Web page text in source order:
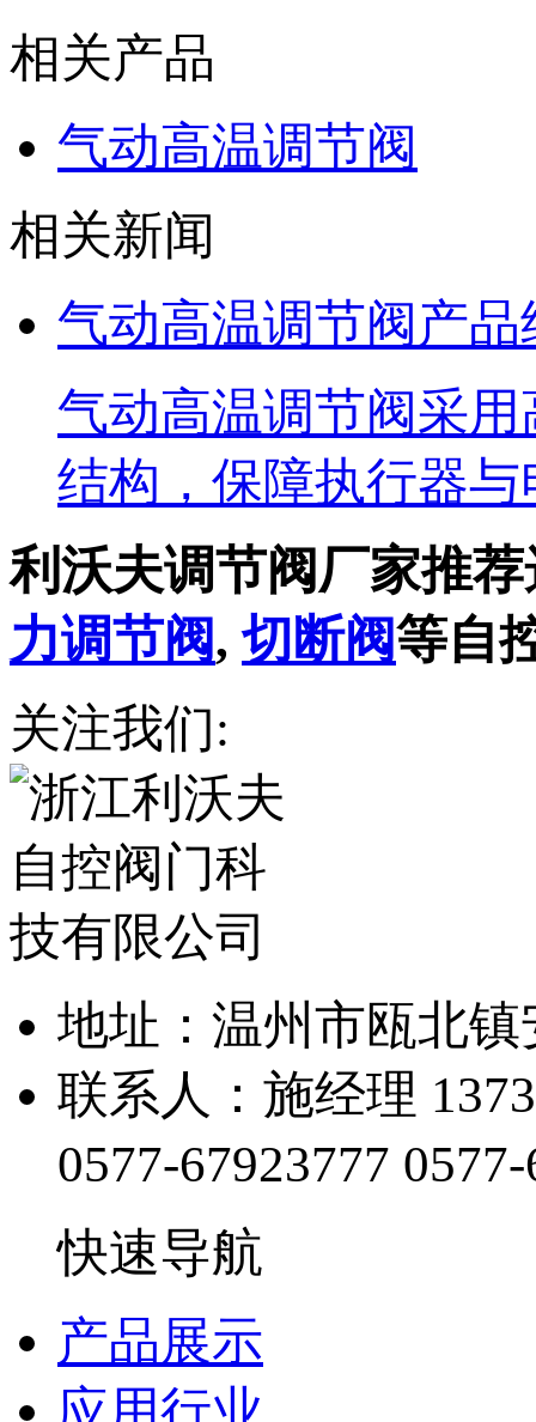
相关产品
气动高温调节阀
相关新闻
气动高温调节阀产
气动高温调节阀采
结构，保障执行器
利沃夫调节阀厂家推
力调节阀,切断阀等自
关注我们:
地址：温州市瓯北
联系人：施经理
0577-67923777
快速导航
产品展示